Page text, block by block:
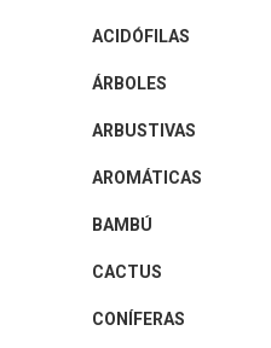
ACIDÓFILAS
ÁRBOLES
ARBUSTIVAS
AROMÁTICAS
BAMBÚ
CACTUS
CONÍFERAS